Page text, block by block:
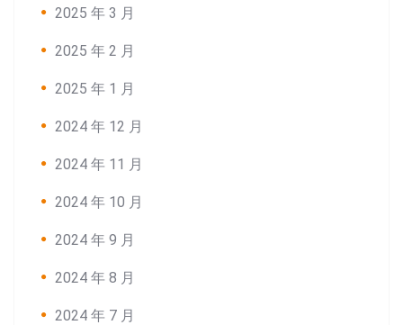
Search:
2025 年 3 月
2025 年 2 月
2025 年 1 月
2024 年 12 月
2024 年 11 月
2024 年 10 月
2024 年 9 月
2024 年 8 月
2024 年 7 月